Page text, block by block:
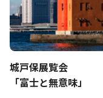
城戸保展覧会
「富士と無意味」